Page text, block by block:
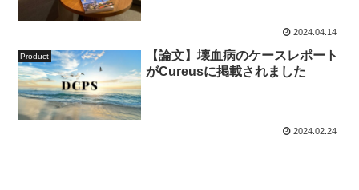
2024.04.14
Product
【論文】壊血病のケースレポート
がCureusに掲載されました
2024.02.24